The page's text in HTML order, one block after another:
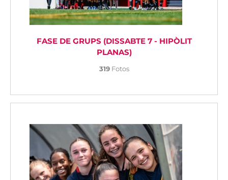
FASE DE GRUPS (DISSABTE 7 - HIPÒLIT
PLANAS)
319Fotos